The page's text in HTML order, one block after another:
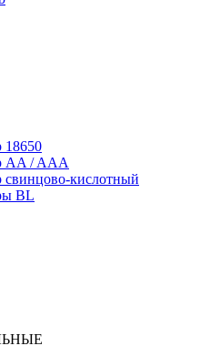
18650
AA / AAA
свинцово-кислотный
BL